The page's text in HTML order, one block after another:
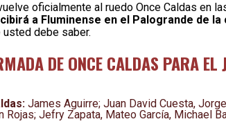
oficialmente al ruedo Once Caldas en
a Fluminense en el Palogrande de
debe saber.
DE ONCE CALDAS PARA EL
James Aguirre; Juan David Cuesta,
Rojas; Jefry Zapata, Mateo García, Michael